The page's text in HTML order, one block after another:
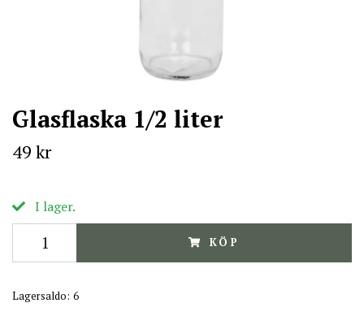
Glasflaska 1/2 liter
49 kr
I lager.
KÖP
Lagersaldo: 6